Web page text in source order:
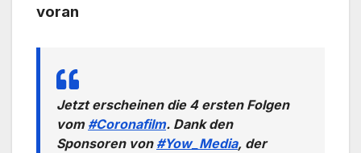
voran
Jetzt erscheinen die 4 ersten Folgen
vom #Coronafilm. Dank den
Sponsoren von #Yow_Media, der